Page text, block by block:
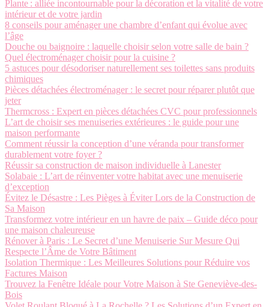
Plante : alliée incontournable pour la décoration et la vitalité de votre
intérieur et de votre jardin
8 conseils pour aménager une chambre d’enfant qui évolue avec
l’âge
Douche ou baignoire : laquelle choisir selon votre salle de bain ?
Quel électroménager choisir pour la cuisine ?
5 astuces pour désodoriser naturellement ses toilettes sans produits
chimiques
Pièces détachées électroménager : le secret pour réparer plutôt que
jeter
Thermcross : Expert en pièces détachées CVC pour professionnels
L’art de choisir ses menuiseries extérieures : le guide pour une
maison performante
Comment réussir la conception d’une véranda pour transformer
durablement votre foyer ?
Réussir sa construction de maison individuelle à Lanester
Solabaie : L’art de réinventer votre habitat avec une menuiserie
d’exception
Évitez le Désastre : Les Pièges à Éviter Lors de la Construction de
Sa Maison
Transformez votre intérieur en un havre de paix – Guide déco pour
une maison chaleureuse
Rénover à Paris : Le Secret d’une Menuiserie Sur Mesure Qui
Respecte l’Âme de Votre Bâtiment
Isolation Thermique : Les Meilleures Solutions pour Réduire vos
Factures Maison
Trouvez la Fenêtre Idéale pour Votre Maison à Ste Geneviève-des-
Bois